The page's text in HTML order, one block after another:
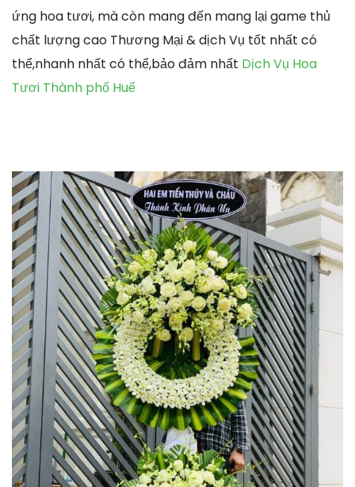
ứng hoa tươi, mà còn mang đến mang lại game thủ
chất lượng cao Thương Mại & dịch Vụ tốt nhất có
thể,nhanh nhất có thể,bảo đảm nhất Dịch Vụ Hoa
Tươi Thành phố Huế